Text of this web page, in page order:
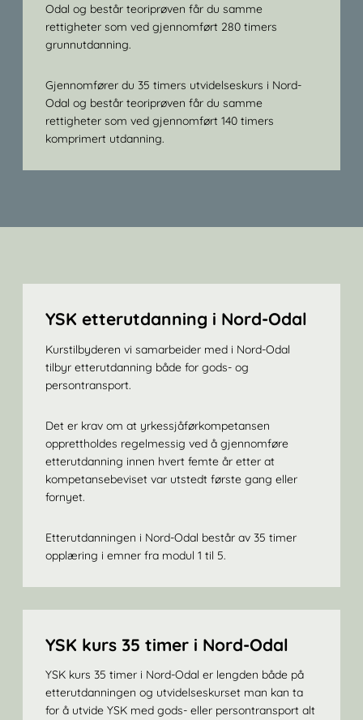
Odal og består teoriprøven får du samme
rettigheter som ved gjennomført 280 timers
grunnutdanning.
Gjennomfører du 35 timers utvidelseskurs i Nord-
Odal og består teoriprøven får du samme
rettigheter som ved gjennomført 140 timers
komprimert utdanning.
YSK etterutdanning i Nord-Odal
Kurstilbyderen vi samarbeider med i Nord-Odal
tilbyr etterutdanning både for gods- og
persontransport.
Det er krav om at yrkessjåførkompetansen
opprettholdes regelmessig ved å gjennomføre
etterutdanning innen hvert femte år etter at
kompetansebeviset var utstedt første gang eller
fornyet.
Etterutdanningen i Nord-Odal består av 35 timer
opplæring i emner fra modul 1 til 5.
YSK kurs 35 timer i Nord-Odal
YSK kurs 35 timer i Nord-Odal er lengden både på
etterutdanningen og utvidelseskurset man kan ta
for å utvide YSK med gods- eller persontransport alt